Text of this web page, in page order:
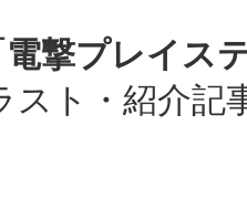
電撃プレイス
スト・紹介記